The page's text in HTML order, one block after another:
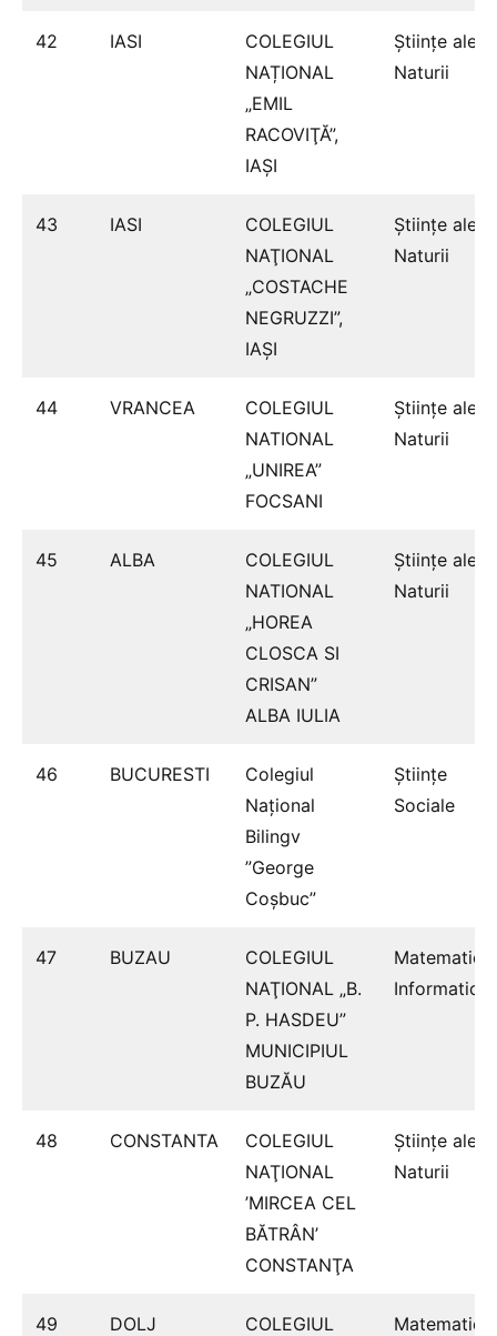
42 IASI
COLEGIUL
NAȚIONAL
„EMIL
RACOVIŢĂ”,
IAŞI
Ştiinţe ale
Naturii
43 IASI
COLEGIUL
NAŢIONAL
„COSTACHE
NEGRUZZI”,
IAŞI
Ştiinţe ale
Naturii
44 VRANCEA
COLEGIUL
NATIONAL
„UNIREA”
FOCSANI
Ştiinţe ale
Naturii
45 ALBA
COLEGIUL
NATIONAL
„HOREA
CLOSCA SI
CRISAN”
ALBA IULIA
Ştiinţe ale
Naturii
46 BUCURESTI
Colegiul
Național
Bilingv
”George
Coșbuc”
Ştiinţe
Sociale
47 BUZAU
COLEGIUL
NAŢIONAL „B.
P. HASDEU”
MUNICIPIUL
BUZĂU
Informatică
48 CONSTANTA
COLEGIUL
NAŢIONAL
’MIRCEA CEL
BĂTRÂN’
CONSTANŢA
Ştiinţe ale
Naturii
49 DOLJ
COLEGIUL